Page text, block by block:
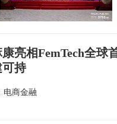
康亮相FemTech全球
持
电商金融